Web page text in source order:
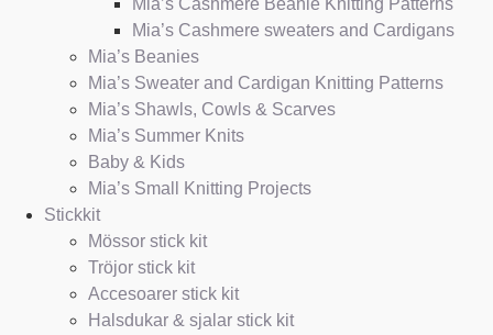
Mia’s Cashmere sweaters and Cardigans
Mia’s Beanies
Mia’s Sweater and Cardigan Knitting Patterns
Mia’s Shawls, Cowls & Scarves
Mia’s Summer Knits
Baby & Kids
Mia’s Small Knitting Projects
Stickkit
Mössor stick kit
Tröjor stick kit
Accesoarer stick kit
Halsdukar & sjalar stick kit